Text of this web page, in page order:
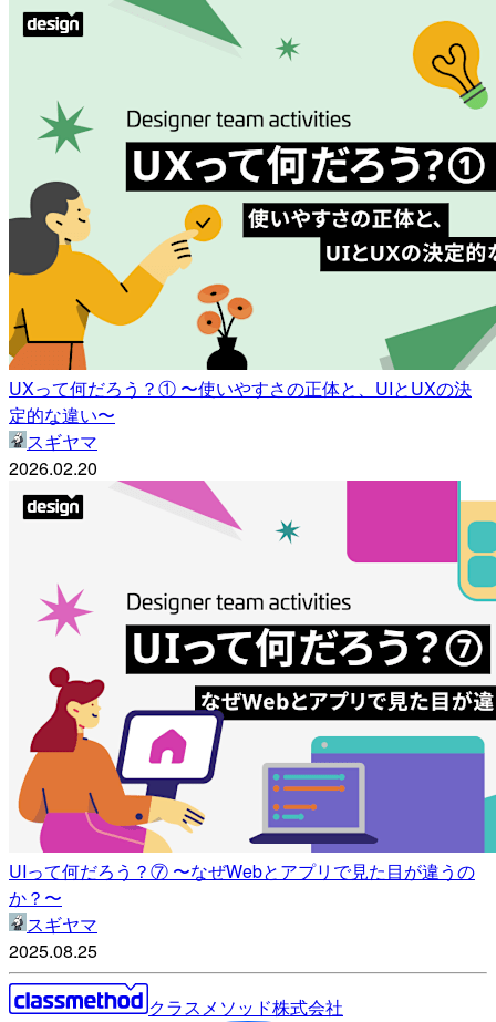
UXって何だろう？① 〜使いやすさの正体と、UIとUXの決
定的な違い〜
スギヤマ
2026.02.20
UIって何だろう？⑦ 〜なぜWebとアプリで見た目が違うの
か？〜
スギヤマ
2025.08.25
クラスメソッド株式会社